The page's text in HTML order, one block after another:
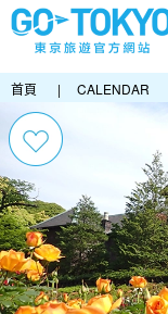
首頁 | CALENDAR